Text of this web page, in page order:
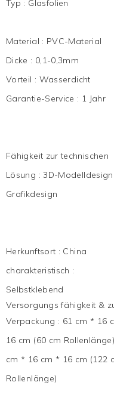
Typ : Glasfolien
Material : PVC-Material
Dicke : 0,1-0,3mm
Vorteil : Wasserdicht
Garantie-Service : 1 Jahr
Fähigkeit zur technischen
Lösung :3D-Modelldesign,
Grafikdesign
Herkunftsort : China
charakteristisch :
Selbstklebend
Versorgungs fähigkeit &
Verpackung : 61 cm * 16
16 cm (60 cm
cm * 16 cm * 16 cm (122
Rollenlänge)